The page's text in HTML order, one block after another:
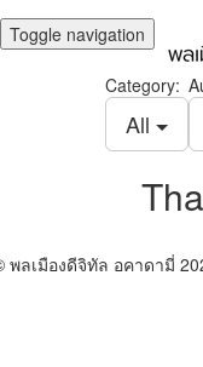
Toggle navigation
Category:
All
พลเมืองดีจิทัล อคาดามี่